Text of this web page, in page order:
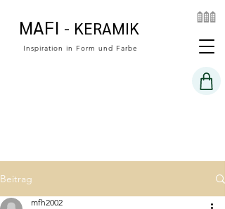
MAFI - KERAMIK
Inspiration in Form und Farbe
Beitrag
mfh2002